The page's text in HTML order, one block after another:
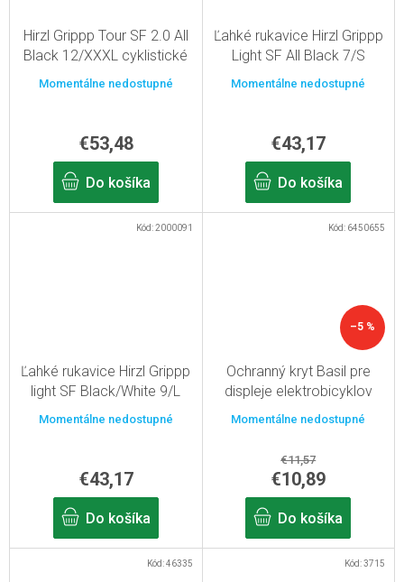
Hirzl Grippp Tour SF 2.0 All
Black 12/XXXL cyklistické
rukavice
Momentálne nedostupné
€53,48
Do košíka
Ľahké rukavice Hirzl Grippp
Light SF All Black 7/S
Momentálne nedostupné
€43,17
Do košíka
Ľahké rukavice Hirzl Grippp
light SF Black/White 9/L
Momentálne nedostupné
€43,17
Do košíka
Kód:2000091
–5 %
Ochranný kryt Basil pre
displeje elektrobicyklov
Bosch a Shimano-Steps
Momentálne nedostupné
€11,57
€10,89
Do košíka
Kód: 6450655
Kód:46335 Kód:3715